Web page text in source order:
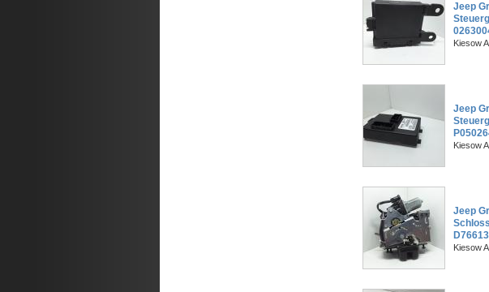
Jeep
Kiesow
Jeep
Kiesow
Jeep
Kiesow